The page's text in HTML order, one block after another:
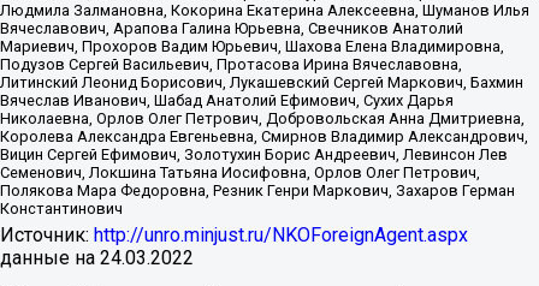
Людмила Залмановна, Кокорина Екатерина Алексеевна, Шуманов Илья
Вячеславович, Арапова Галина Юрьевна, Свечников Анатолий
Мариевич, Прохоров Вадим Юрьевич, Шахова Елена Владимировна,
Подузов Сергей Васильевич, Протасова Ирина Вячеславовна,
Литинский Леонид Борисович, Лукашевский Сергей Маркович, Бахмин
Вячеслав Иванович, Шабад Анатолий Ефимович, Сухих Дарья
Николаевна, Орлов Олег Петрович, Добровольская Анна Дмитриевна,
Королева Александра Евгеньевна, Смирнов Владимир Александрович,
Вицин Сергей Ефимович, Золотухин Борис Андреевич, Левинсон Лев
Семенович, Локшина Татьяна Иосифовна, Орлов Олег Петрович,
Полякова Мара Федоровна, Резник Генри Маркович, Захаров Герман
Константинович
Источник: http://unro.minjust.ru/NKOForeignAgent.aspx
данные на 24.03.2022